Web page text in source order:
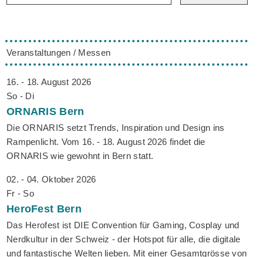
Veranstaltungen / Messen
16. - 18. August 2026
So - Di
ORNARIS Bern
Die ORNARIS setzt Trends, Inspiration und Design ins
Rampenlicht. Vom 16. - 18. August 2026 findet die
ORNARIS wie gewohnt in Bern statt.
02. - 04. Oktober 2026
Fr - So
HeroFest Bern
Das Herofest ist DIE Convention für Gaming, Cosplay und
Nerdkultur in der Schweiz - der Hotspot für alle, die digitale
und fantastische Welten lieben. Mit einer Gesamtgrösse von